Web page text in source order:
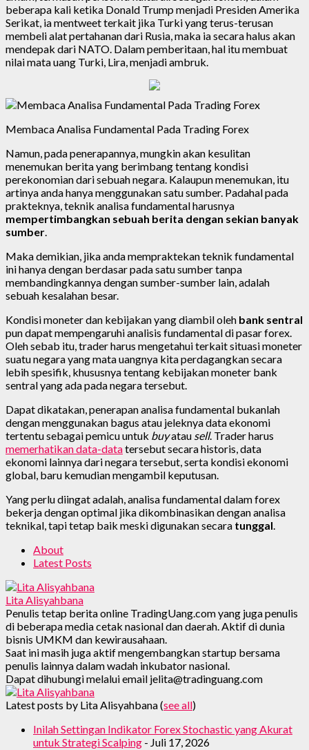
beberapa kali ketika Donald Trump menjadi Presiden Amerika
Serikat, ia mentweet terkait jika Turki yang terus-terusan
membeli alat pertahanan dari Rusia, maka ia secara halus akan
mendepak dari NATO. Dalam pemberitaan, hal itu membuat
nilai mata uang Turki, Lira, menjadi ambruk.
Membaca Analisa Fundamental Pada Trading Forex
Namun, pada penerapannya, mungkin akan kesulitan
menemukan berita yang berimbang tentang kondisi
perekonomian dari sebuah negara. Kalaupun menemukan, itu
artinya anda hanya menggunakan satu sumber. Padahal pada
prakteknya, teknik analisa fundamental harusnya
mempertimbangkan sebuah berita dengan sekian banyak
sumber
Maka demikian, jika anda mempraktekan teknik fundamental
ini hanya dengan berdasar pada satu sumber tanpa
membandingkannya dengan sumber-sumber lain, adalah
sebuah kesalahan besar.
Kondisi moneter dan kebijakan yang diambil oleh bank sentral
pun dapat mempengaruhi analisis fundamental di pasar forex.
Oleh sebab itu, trader harus mengetahui terkait situasi moneter
suatu negara yang mata uangnya kita perdagangkan secara
lebih spesifik, khususnya tentang kebijakan moneter bank
sentral yang ada pada negara tersebut.
Dapat dikatakan, penerapan analisa fundamental bukanlah
dengan menggunakan bagus atau jeleknya data ekonomi
tertentu sebagai pemicu untuk buyatau sell. Trader harus
memerhatikan data-datatersebut secara historis, data
ekonomi lainnya dari negara tersebut, serta kondisi ekonomi
global, baru kemudian mengambil keputusan.
Yang perlu diingat adalah, analisa fundamental dalam forex
bekerja dengan optimal jika dikombinasikan dengan analisa
teknikal, tapi tetap baik meski digunakan secara tunggal
About
Latest Posts
Lita Alisyahbana
Penulis tetap berita online TradingUang.com yang juga penulis
di beberapa media cetak nasional dan daerah. Aktif di dunia
bisnis UMKM dan kewirausahaan.
Saat ini masih juga aktif mengembangkan startup bersama
penulis lainnya dalam wadah inkubator nasional.
Dapat dihubungi melalui email jelita@tradinguang.com
Latest posts by Lita Alisyahbana(see all)
Inilah Settingan Indikator Forex Stochastic yang Akurat
untuk Strategi Scalping - Juli 17, 2026